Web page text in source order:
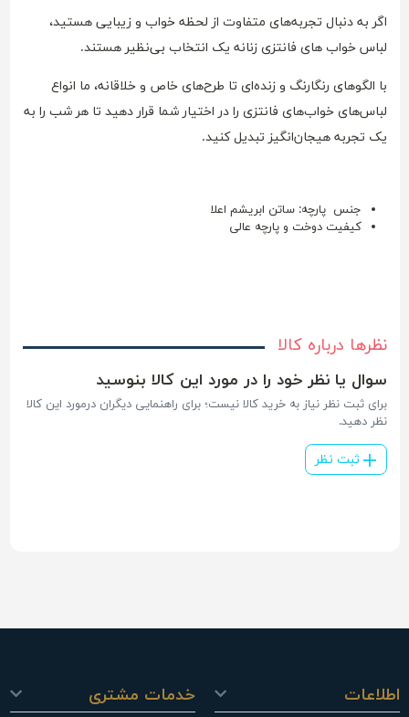
اگر به دنبال تجربه‌های متفاوت از لحظه خواب و زیبایی هستید،
لباس خواب های فانتزی زنانه یک انتخاب بی‌نظیر هستند.
با الگوهای رنگارنگ و زنده‌ای تا طرح‌های خاص و خلاقانه، ما انواع
لباس‌های خواب‌های فانتزی را در اختیار شما قرار دهید تا هر شب را به
یک تجربه هیجان‌انگیز تبدیل کنید.
جنس پارچه: ساتن ابریشم اعلا
کیفیت دوخت و پارچه عالی
نظرها درباره کالا
سوال یا نظر خود را در مورد این کالا بنوسید
برای ثبت نظر نیاز به خرید کالا نیست؛ برای راهنمایی دیگران درمورد این کالا
نظر دهید.
ثبت نظر
اطلاعات خدمات مشتری